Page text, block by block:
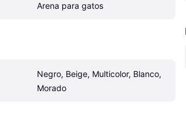
Arena para gatos
Negro, Beige, Multicolor, Blanco,
Morado